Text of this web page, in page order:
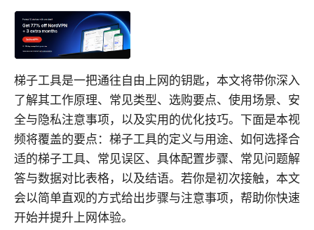
梯子工具是一把通往自由上网的钥匙，本文将带你深入
了解其工作原理、常见类型、选购要点、使用场景、安
全与隐私注意事项，以及实用的优化技巧。下面是本视
频将覆盖的要点：梯子工具的定义与用途、如何选择合
适的梯子工具、常见误区、具体配置步骤、常见问题解
答与数据对比表格，以及结语。若你是初次接触，本文
会以简单直观的方式给出步骤与注意事项，帮助你快速
开始并提升上网体验。